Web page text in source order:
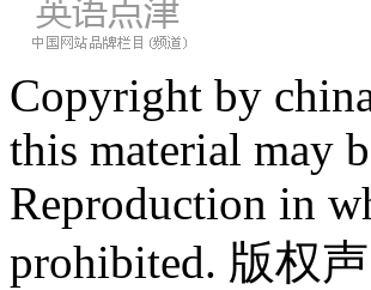
Copyright by
this material may
Reproduction in
prohibited. 版权